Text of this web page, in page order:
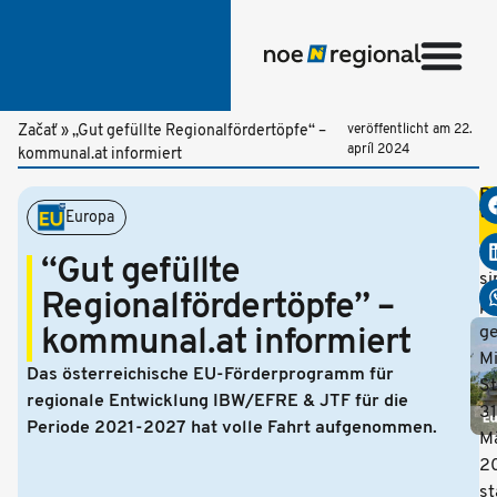
Začať»„Gut gefüllte Regionalfördertöpfe“ –
kommunal.at informiert
veröffentlicht am 22.
apríl 2024
Europa
“Gut gefüllte
Regionalfördertöpfe” –
kommunal.at informiert
Das österreichische EU-Förderprogramm für
regionale Entwicklung IBW/EFRE & JTF für die
Periode 2021-2027 hat volle Fahrt aufgenommen.